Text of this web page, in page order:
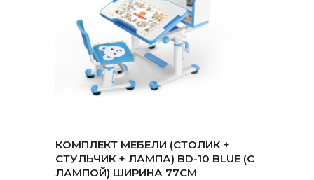
КОМПЛЕКТ МЕБЕЛИ (СТОЛИК +
СТУЛЬЧИК + ЛАМПА) BD-10 BLUE (С
ЛАМПОЙ) ШИРИНА 77СМ